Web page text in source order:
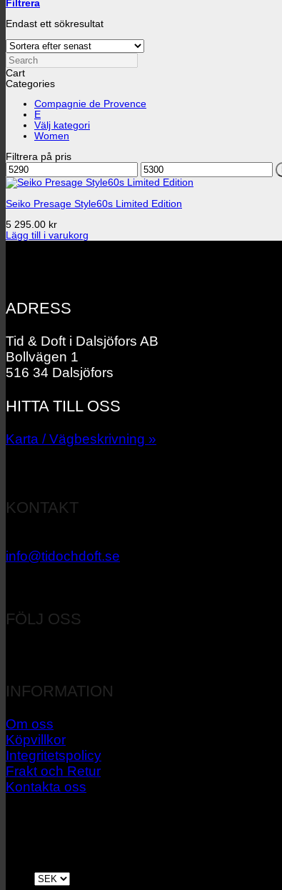
Filtrera
Endast ett sökresultat
Search
Cart
Categories
Compagnie de Provence
E
Välj kategori
Women
Filtrera på pris
Min
pris
Max
pris
Seiko Presage Style60s Limited Edition
5 295.00 kr
Lägg till i varukorg
ADRESS
Tid & Doft i Dalsjöfors AB
Bollvägen 1
516 34 Dalsjöfors
HITTA TILL OSS
Karta / Vägbeskrivning »
KONTAKT
info@tidochdoft.se
FÖLJ OSS
INFORMATION
Om oss
Köpvillkor
Integritetspolicy
Frakt och Retur
Kontakta oss